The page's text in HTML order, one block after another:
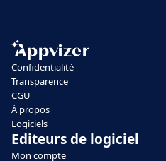
Confidentialité
Transparence
CGU
À propos
Logiciels
Editeurs de logiciel
Mon compte